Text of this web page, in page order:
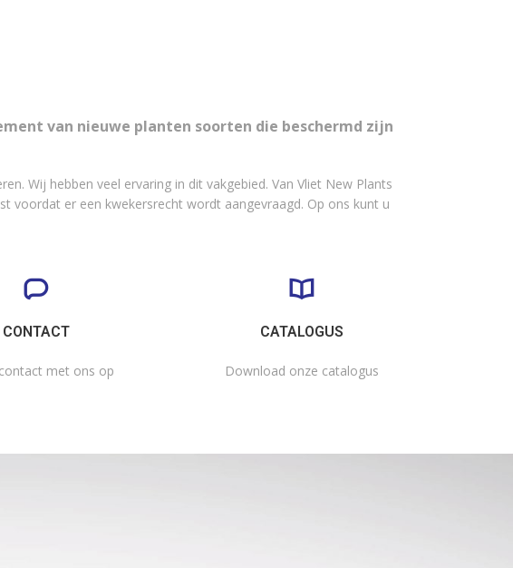
van nieuwe planten soorten die beschermd zijn
Wij hebben veel ervaring in dit vakgebied. Van Vliet New Plants
voordat er een kwekersrecht wordt aangevraagd. Op ons kunt u
CONTACT
met ons op
CATALOGUS
Download onze catalogus